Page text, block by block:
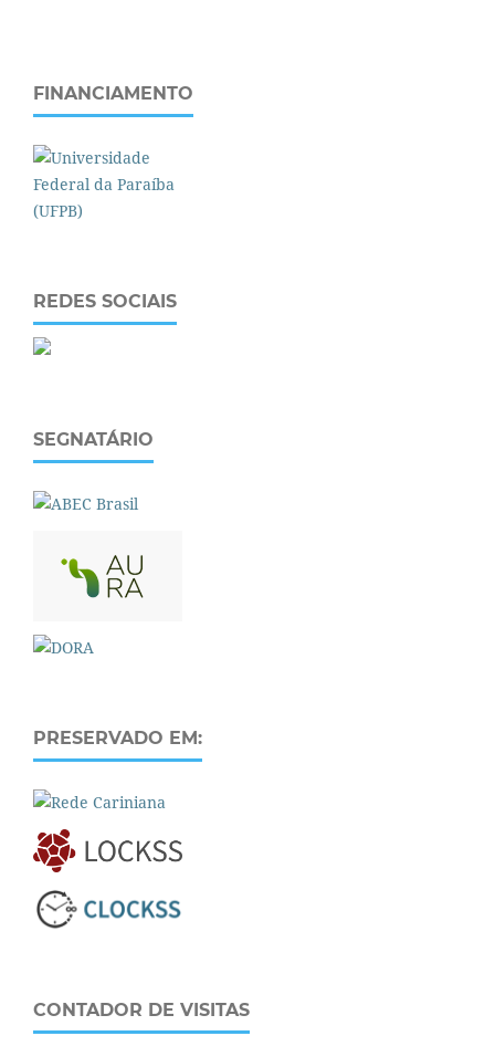
FINANCIAMENTO
REDES SOCIAIS
SEGNATÁRIO
PRESERVADO EM:
CONTADOR DE VISITAS